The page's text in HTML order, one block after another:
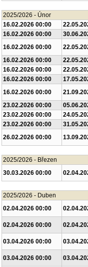
2025/2026 - Únor
16.02.2026 00:00
16.02.2026 00:00
16.02.2026 00:00
16.02.2026 00:00
16.02.2026 00:00
16.02.2026 00:00
16.02.2026 00:00
23.02.2026 00:00
23.02.2026 00:00
23.02.2026 00:00
26.02.2026 00:00
2025/2026 - Březen
30.03.2026 00:00
2025/2026 - Duben
02.04.2026 00:00
02.04.2026 00:00
03.04.2026 00:00
03.04.2026 00:00